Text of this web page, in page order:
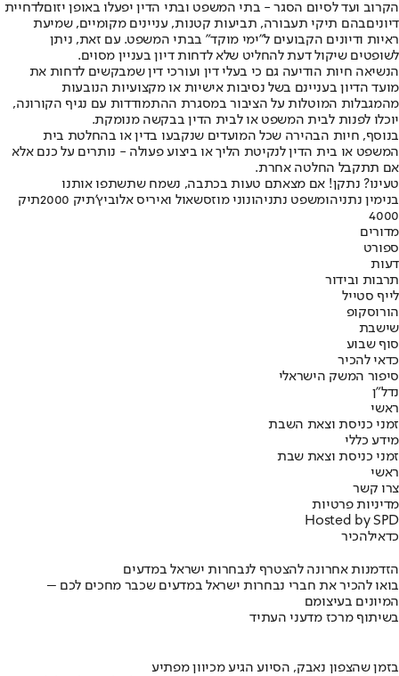
הקרוב ועד לסיום הסגר - בתי המשפט ובתי הדין יפעלו באופן יזוםלדחיית
דיוניםבהם תיקי תעבורה, תביעות קטנות, עניינים מקומיים, שמיעת
ראיות ודיונים הקבועים ל"ימי מוקד" בבתי המשפט. עם זאת, ניתן
לשופטים שיקול דעת להחליט שלא לדחות דיון בעניין מסוים.
הנשיאה חיות הודיעה גם כי בעלי דין ועורכי דין שמבקשים לדחות את
מועד הדיון בעניינם בשל נסיבות אישיות או מקצועיות הנובעות
מהמגבלות המוטלות על הציבור במסגרת ההתמודדות עם נגיף הקורונה,
יוכלו לפנות לבית המשפט או לבית הדין בבקשה מנומקת.
בנוסף, חיות הבהירה שכל המועדים שנקבעו בדין או בהחלטת בית
המשפט או בית הדין לנקיטת הליך או ביצוע פעולה - נותרים על כנם אלא
אם תתקבל החלטה אחרת.
טעינו? נתקן! אם מצאתם טעות בכתבה, נשמח שתשתפו אותנו
בנימין נתניהומשפט נתניהונוני מוזסשאול ואיריס אלוביץ'תיק 2000
תיק
4000
מדורים
ספורט
דעות
תרבות ובידור
לייף סטייל
הורוסקופ
שישבת
סוף שבוע
כדאי להכיר
סיפור המשק הישראלי
נדל"ן
ראשי
זמני כניסת וצאת השבת
מידע כללי
זמני כניסת וצאת שבת
ראשי
צרו קשר
מדיניות פרטיות
Hosted by SPD
כדאילהכיר
הזדמנות אחרונה להצטרף לנבחרות ישראל במדעים
בואו להכיר את חברי נבחרות ישראל במדעים שכבר מחכים לכם –
המיונים בעיצומם
בשיתוף מרכז מדעני העתיד
בזמן שהצפון נאבק, הסיוע הגיע מכיוון מפתיע